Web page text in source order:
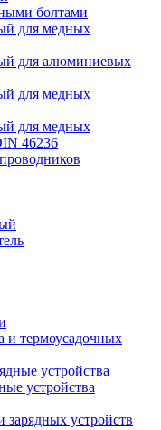
болтами
для медных
для алюминиевых
для медных
для медных
46236
и термоусадочных
устройства
зарядных устройств